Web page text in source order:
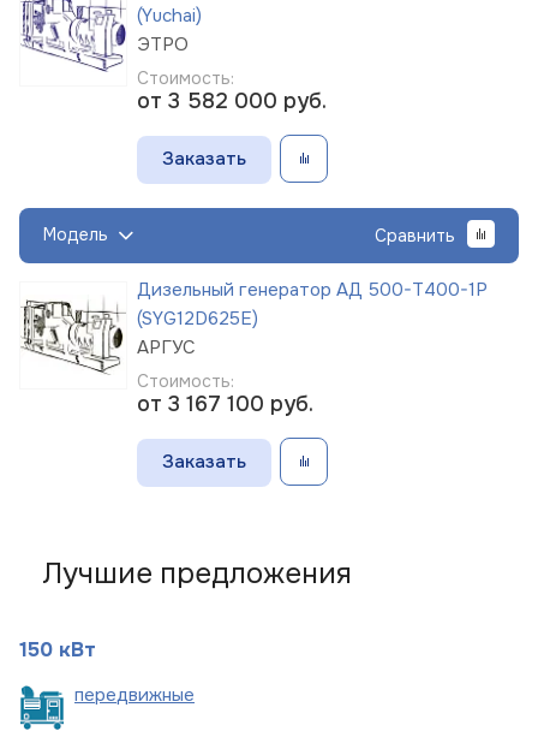
(Yuchai)
ЭТРО
Стоимость:
от 3 582 000 руб.
Заказать
Модель Сравнить
Дизельный генератор АД 500-Т400-1Р
(SYG12D625E)
АРГУС
Стоимость:
от 3 167 100 руб.
Заказать
Лучшие предложения
150 кВт
передвижные